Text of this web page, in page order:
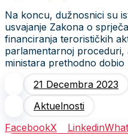
Na koncu, dužnosnici su
usvajanje Zakona o
financiranja terorističkih
parlamentarnoj proceduri,
ministara prethodno
21 Decembra 2023
Aktuelnosti
FacebookX Linkedin